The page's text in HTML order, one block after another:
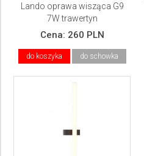
Lando oprawa wisząca G9
7W trawertyn
Cena: 260 PLN
do koszyka do schowka